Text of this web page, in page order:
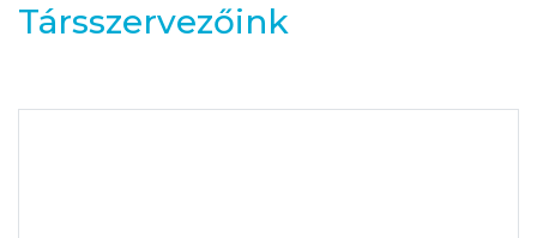
Társszervezőink